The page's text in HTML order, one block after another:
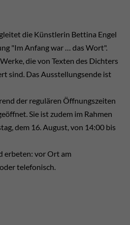
die Künstlerin Bettina Engel
"Im Anfang war … das Wort".
die von Texten des Dichters
sind. Das Ausstellungsende ist
der regulären Öffnungszeiten
Sie ist zudem im Rahmen
dem 16. August, von 14:00 bis
erbeten: vor Ort am
telefonisch.